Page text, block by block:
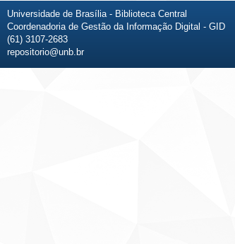
Universidade de Brasília - Biblioteca Central
Coordenadoria de Gestão da Informação Digital - GID
(61) 3107-2683
repositorio@unb.br